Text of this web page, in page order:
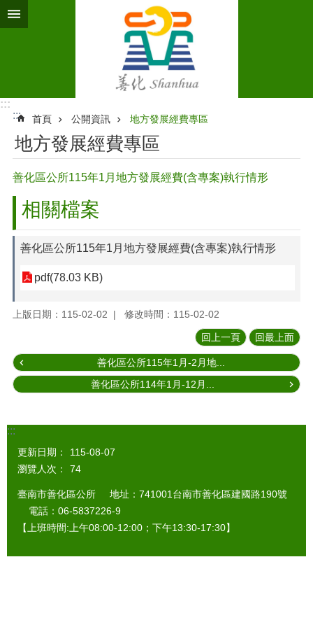
跳到主要內容區塊
:::
:::
首頁 公開資訊 地方發展經費專區
地方發展經費專區
善化區公所115年1月地方發展經費(含專案)執行情形
相關檔案
善化區公所115年1月地方發展經費(含專案)執行情形
pdf(78.03 KB)
上版日期：115-02-02 修改時間：115-02-02
回上一頁 回最上面
善化區公所115年1月-2月地...
善化區公所114年1月-12月...
:::
更新日期：
115-08-07
瀏覽人次：
74
臺南市善化區公所 地址：741001台南市善化區建國路190號
電話：06-5837226-9
【上班時間:上午08:00-12:00；下午13:30-17:30】